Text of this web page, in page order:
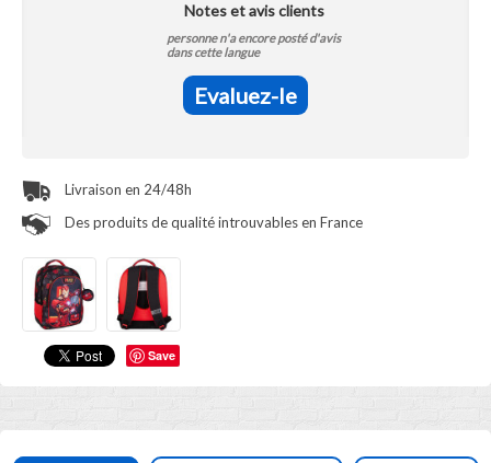
Save
Notes et avis clients
personne n'a encore posté d'avis
dans cette langue
Evaluez-le
Livraison en 24/48h
Des produits de qualité introuvables en France